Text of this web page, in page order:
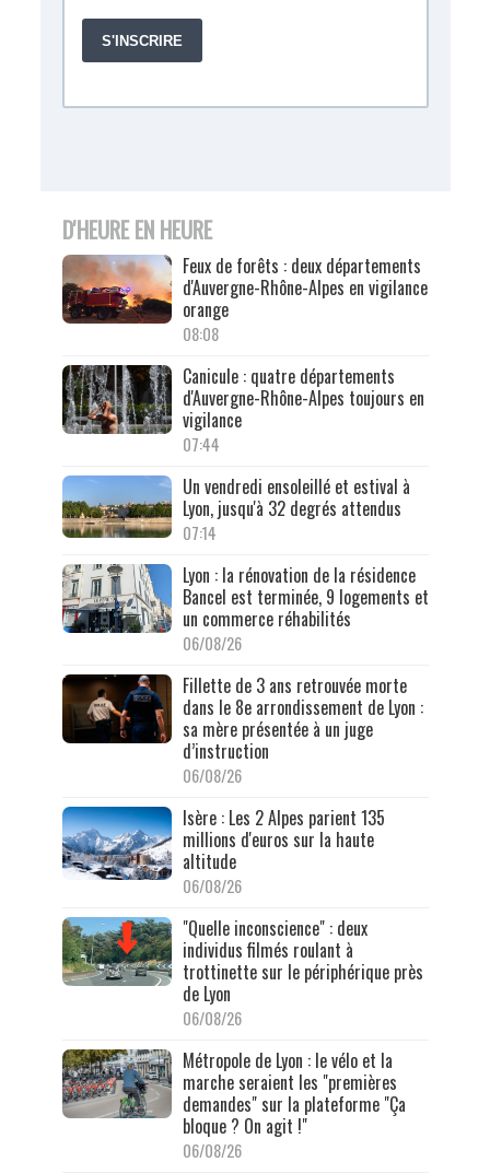
D'HEURE EN HEURE
Feux de forêts : deux départements
d'Auvergne-Rhône-Alpes en vigilance
orange
08:08
Canicule : quatre départements
d'Auvergne-Rhône-Alpes toujours en
vigilance
07:44
Un vendredi ensoleillé et estival à
Lyon, jusqu'à 32 degrés attendus
07:14
Lyon : la rénovation de la résidence
Bancel est terminée, 9 logements et
un commerce réhabilités
06/08/26
Fillette de 3 ans retrouvée morte
dans le 8e arrondissement de Lyon :
sa mère présentée à un juge
d’instruction
06/08/26
Isère : Les 2 Alpes parient 135
millions d'euros sur la haute
altitude
06/08/26
"Quelle inconscience" : deux
individus filmés roulant à
trottinette sur le périphérique près
de Lyon
06/08/26
Métropole de Lyon : le vélo et la
marche seraient les "premières
demandes" sur la plateforme "Ça
bloque ? On agit !"
06/08/26